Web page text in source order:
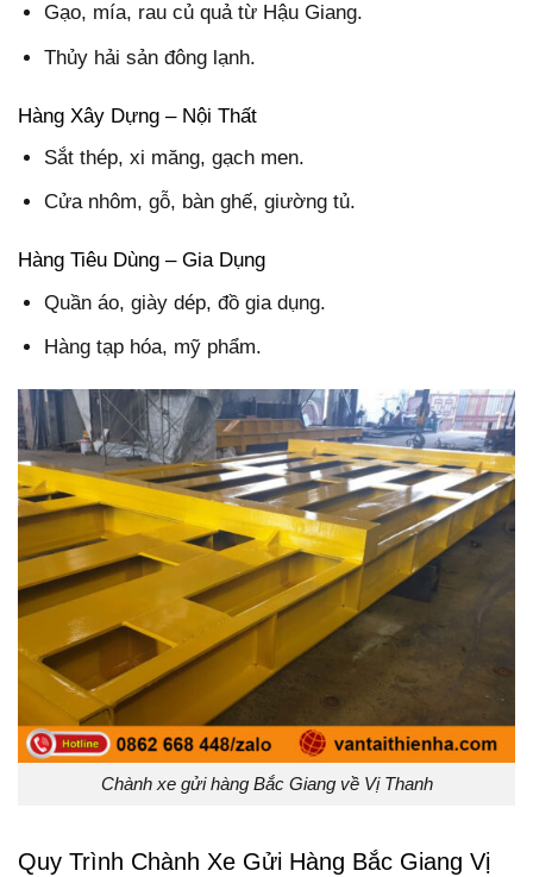
Gạo, mía, rau củ quả từ Hậu Giang.
Thủy hải sản đông lạnh.
Hàng Xây Dựng – Nội Thất
Sắt thép, xi măng, gạch men.
Cửa nhôm, gỗ, bàn ghế, giường tủ.
Hàng Tiêu Dùng – Gia Dụng
Quần áo, giày dép, đồ gia dụng.
Hàng tạp hóa, mỹ phẩm.
Chành xe gửi hàng Bắc Giang về Vị Thanh
Quy Trình Chành Xe Gửi Hàng Bắc Giang Vị